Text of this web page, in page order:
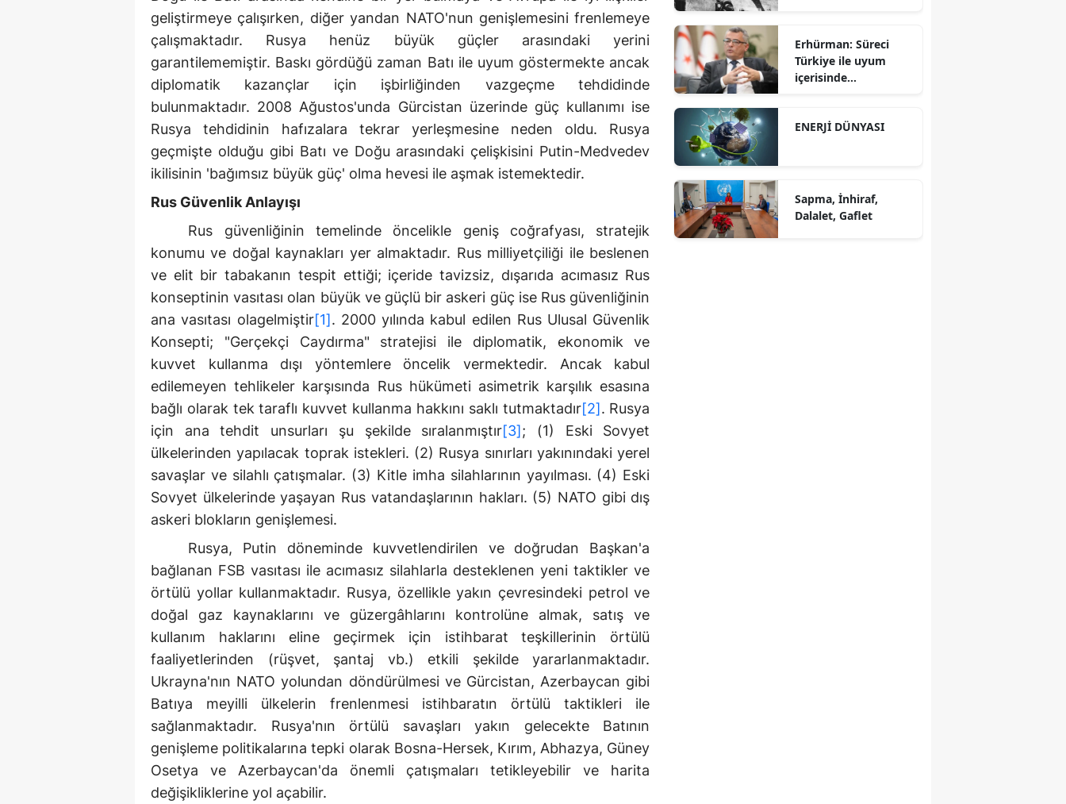
geliştirmeye çalışırken, diğer yandan NATO'nun genişlemesini frenlemeye
çalışmaktadır. Rusya henüz büyük güçler arasındaki yerini
garantilememiştir. Baskı gördüğü zaman Batı ile uyum göstermekte ancak
diplomatik kazançlar için işbirliğinden vazgeçme tehdidinde
bulunmaktadır. 2008 Ağustos'unda Gürcistan üzerinde güç kullanımı ise
Rusya tehdidinin hafızalara tekrar yerleşmesine neden oldu. Rusya
geçmişte olduğu gibi Batı ve Doğu arasındaki çelişkisini Putin-Medvedev
ikilisinin 'bağımsız büyük güç' olma hevesi ile aşmak istemektedir.
Rus Güvenlik Anlayışı
Rus güvenliğinin temelinde öncelikle geniş coğrafyası, stratejik
konumu ve doğal kaynakları yer almaktadır. Rus milliyetçiliği ile beslenen
ve elit bir tabakanın tespit ettiği; içeride tavizsiz, dışarıda acımasız Rus
konseptinin vasıtası olan büyük ve güçlü bir askeri güç ise Rus güvenliğinin
ana vasıtası olagelmiştir[1]. 2000 yılında kabul edilen Rus Ulusal Güvenlik
Konsepti; "Gerçekçi Caydırma" stratejisi ile diplomatik, ekonomik ve
kuvvet kullanma dışı yöntemlere öncelik vermektedir. Ancak kabul
edilemeyen tehlikeler karşısında Rus hükümeti asimetrik karşılık esasına
bağlı olarak tek taraflı kuvvet kullanma hakkını saklı tutmaktadır[2]. Rusya
için ana tehdit unsurları şu şekilde sıralanmıştır[3]; (1) Eski Sovyet
ülkelerinden yapılacak toprak istekleri. (2) Rusya sınırları yakınındaki yerel
savaşlar ve silahlı çatışmalar. (3) Kitle imha silahlarının yayılması. (4) Eski
Sovyet ülkelerinde yaşayan Rus vatandaşlarının hakları. (5) NATO gibi dış
askeri blokların genişlemesi.
Rusya, Putin döneminde kuvvetlendirilen ve doğrudan Başkan'a
bağlanan FSB vasıtası ile acımasız silahlarla desteklenen yeni taktikler ve
örtülü yollar kullanmaktadır. Rusya, özellikle yakın çevresindeki petrol ve
doğal gaz kaynaklarını ve güzergâhlarını kontrolüne almak, satış ve
kullanım haklarını eline geçirmek için istihbarat teşkillerinin örtülü
faaliyetlerinden (rüşvet, şantaj vb.) etkili şekilde yararlanmaktadır.
Ukrayna'nın NATO yolundan döndürülmesi ve Gürcistan, Azerbaycan gibi
Batıya meyilli ülkelerin frenlenmesi istihbaratın örtülü taktikleri ile
sağlanmaktadır. Rusya'nın örtülü savaşları yakın gelecekte Batının
genişleme politikalarına tepki olarak Bosna-Hersek, Kırım, Abhazya, Güney
Osetya ve Azerbaycan'da önemli çatışmaları tetikleyebilir ve harita
değişikliklerine yol açabilir.
Erhürman: Süreci
Türkiye ile uyum
içerisinde
ENERJİ DÜNYASI
Sapma, İnhiraf,
Dalalet, Gaflet